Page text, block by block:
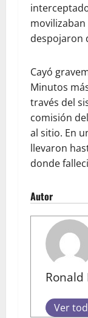
despojaron
Cayó
Minutos
través del
comisión
al sitio. En
llevaron
donde
Autor
Ronald
Ver